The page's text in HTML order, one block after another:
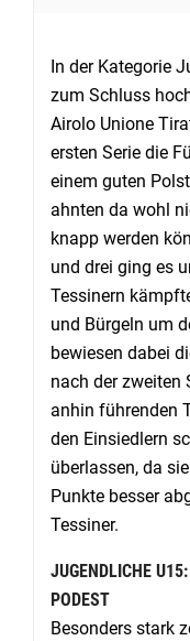
In der Kategorie
zum Schluss
Airolo Unione
ersten Serie die
einem guten
ahnten da wohl
knapp werden
und drei ging es
Tessinern
und Bürgeln um
bewiesen dabei
nach der zweiten
anhin führenden
den Einsiedlern
überlassen, da
Punkte besser
Tessiner.
JUGENDLICHE
PODEST
Besonders stark